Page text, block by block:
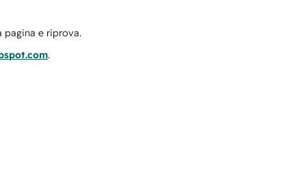
pagina e riprova.
.